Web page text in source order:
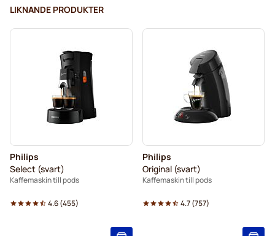
Café René-kaffepads för Senseo Pads till Senseo®
Merrild-kaffekapslar för Senseo
Friele-kaffepads för Senseo
Marcilla-kaffepads för Senseo
Kaffemaskiner till Senseo® Till Senseo®
LIKNANDE PRODUKTER
Philips
Select (svart)
Kaffemaskin till pods
4.6(455)
Philips
Original (svart)
Kaffemaskin till pods
4.7(757)